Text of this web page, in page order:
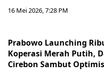
16 Mei 2026, 7:28 PM
Prabowo Launching
Koperasi Merah Putih,
Cirebon Sambut